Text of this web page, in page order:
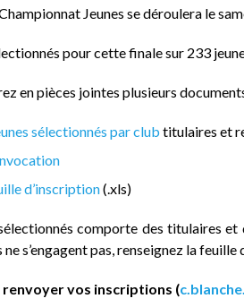
Jeunes se déroulera le
pour cette finale sur 233
en pièces jointes plusieurs
sélectionnés par club titulaires et
d’inscription(.xls)
comporte des titulaires
s’engagent pas, renseignez la
renvoyer vos inscriptions (